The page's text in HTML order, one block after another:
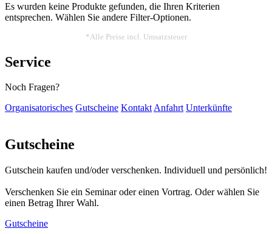
Es wurden keine Produkte gefunden, die Ihren Kriterien
entsprechen. Wählen Sie andere Filter-Optionen.
*Alle Preise incl. Umsatzsteuer
Service
Noch Fragen?
Organisatorisches Gutscheine KontaktAnfahrt Unterkünfte
Gutscheine
Gutschein kaufen und/oder verschenken. Individuell und persönlich!
Verschenken Sie ein Seminar oder einen Vortrag. Oder wählen Sie
einen Betrag Ihrer Wahl.
Gutscheine